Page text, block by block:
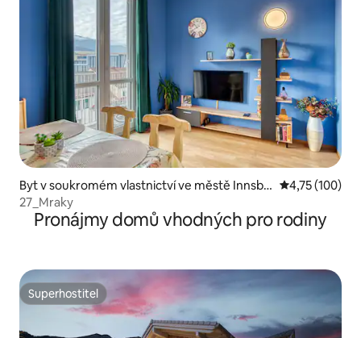
Byt v soukromém vlastnictví ve městě Innsbr
uck
Průměrné
4,75 (100)
27_Mraky
Pronájmy domů vhodných pro rodiny
Superhostitel
Superhostitel